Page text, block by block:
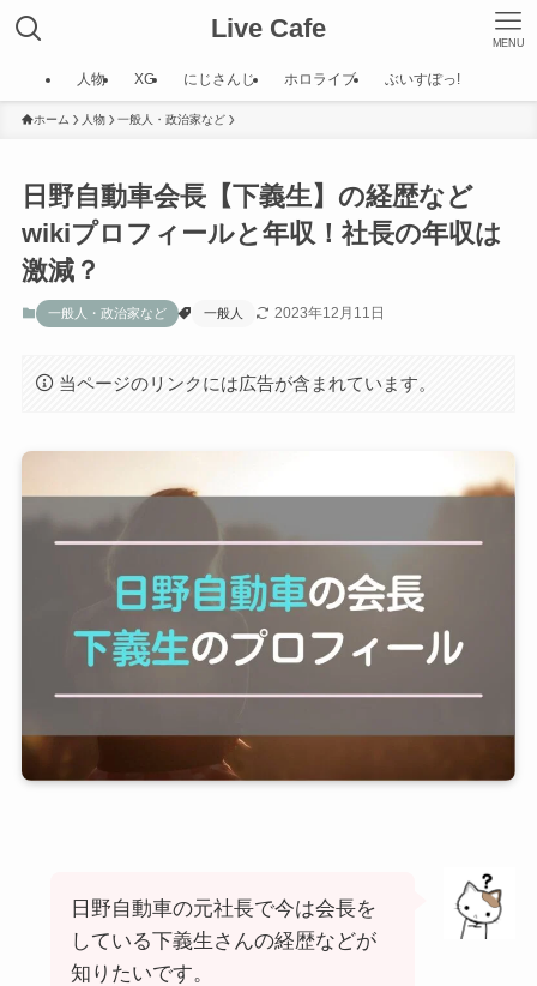
Live Cafe MENU
人物 XG にじさんじ ホロライブ ぶいすぽっ!
ホーム 人物 一般人・政治家など
日野自動車会長【下義生】の経歴など
wikiプロフィールと年収！社長の年収は
激減？
一般人・政治家など 一般人 2023年12月11日
当ページのリンクには広告が含まれています。
日野自動車の元社長で今は会長を
している下義生さんの経歴などが
知りたいです。